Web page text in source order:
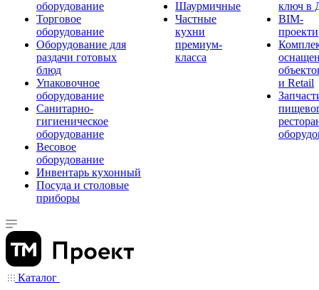
оборудование
Торговое
оборудование
Оборудование для
раздачи готовых
блюд
Упаковочное
оборудование
Санитарно-
гигиеническое
оборудование
Весовое
оборудование
Инвентарь кухонный
Посуда и столовые
приборы
Шаурмичные
Частные
кухни
премиум-
класса
ключ в
BIM-
и Retail
Каталог